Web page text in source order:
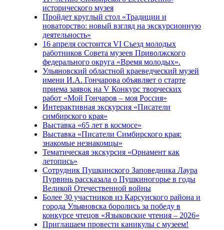
исторического музея
Пройдет круглый стол «Традиции и
новаторство: новый взгляд на экскурсионную
деятельность»
16 апреля состоится VI Съезд молодых
работников Совета музеев Приволжского
федерального округа «Время молодых».
Ульяновский областной краеведческий музей
имени И.А. Гончарова объявляет о старте
приема заявок на V Конкурс творческих
работ «Мой Гончаров – моя Россия»
Интерактивная экскурсия «Писатели
симбирского края»
Выставка «65 лет в космосе»
Выставка «Писатели Симбирского края:
знакомые незнакомцы»
Тематическая экскурсия «Орнамент как
летопись»
Сотрудник Пушкинского Заповедника Лаура
Пурвинь рассказала о Пушкиногорье в годы
Великой Отечественной войны
Более 30 участников из Карсунского района и
города Ульяновска боролись за победу в
конкурсе чтецов «Языковские чтения – 2026»
Приглашаем провести каникулы с музеем!